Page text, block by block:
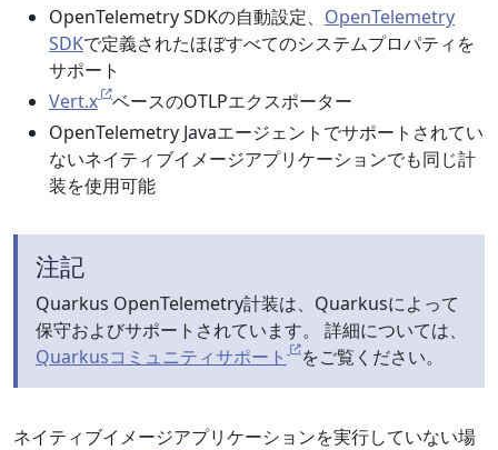
OpenTelemetry SDKの自動設定、 OpenTelemetry
SDKで定義されたほぼすべてのシステムプロパティを
サポート
Vert.x ベースのOTLPエクスポーター
OpenTelemetry Javaエージェントでサポートされてい
ないネイティブイメージアプリケーションでも同じ計
装を使用可能
注記
Quarkus OpenTelemetry計装は、Quarkusによって
保守およびサポートされています。 詳細については、
Quarkusコミュニティサポート
をご覧ください。
ネイティブイメージアプリケーションを実行していない場